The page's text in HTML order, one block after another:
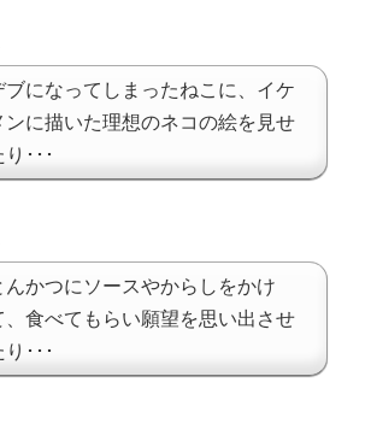
ブになってしまったねこに、イケ
ンに描いた理想のネコの絵を見せ
り･･･
んかつにソースやからしをかけ
、食べてもらい願望を思い出させ
り･･･